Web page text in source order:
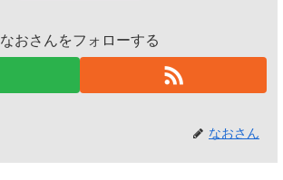
なおさんをフォローする
なおさん